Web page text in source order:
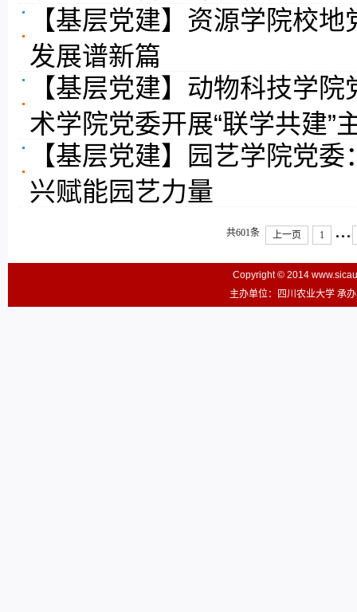
【基层党建】资源学院校
发展谱新篇
【基层党建】动物科技学
术学院党委开展“联学共建”
【基层党建】园艺学院党
兴赋能园艺力量
共601条 上一页 1 ...
Copyright © 2014
主办单位：四川农业大学 承